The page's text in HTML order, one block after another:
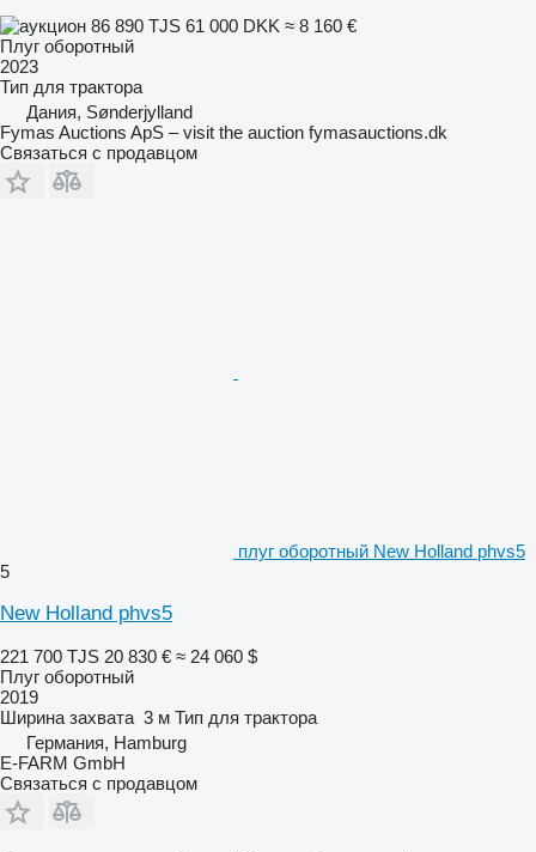
86 890 TJS 61 000 DKK ≈ 8 160 €
Плуг оборотный
2023
Тип для трактора
Дания, Sønderjylland
Fymas Auctions ApS – visit the auction fymasauctions.dk
Связаться с продавцом
плуг оборотный New Holland phvs5
5
New Holland phvs5
221 700 TJS 20 830 € ≈ 24 060 $
Плуг оборотный
2019
Ширина захвата 3 м Тип для трактора
Германия, Hamburg
E-FARM GmbH
Связаться с продавцом